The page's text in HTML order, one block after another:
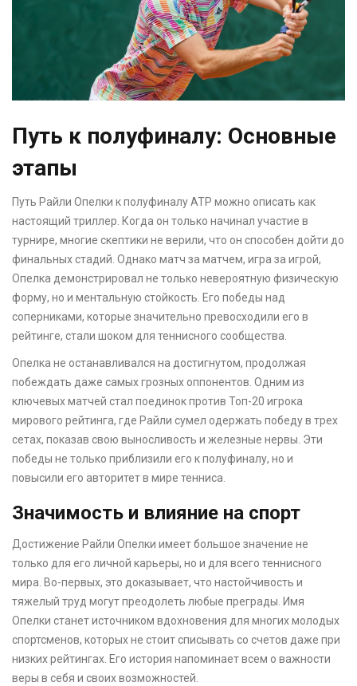
Путь к полуфиналу: Основные
этапы
Путь Райли Опелки к полуфиналу ATP можно описать как
настоящий триллер. Когда он только начинал участие в
турнире, многие скептики не верили, что он способен дойти до
финальных стадий. Однако матч за матчем, игра за игрой,
Опелка демонстрировал не только невероятную физическую
форму, но и ментальную стойкость. Его победы над
соперниками, которые значительно превосходили его в
рейтинге, стали шоком для теннисного сообщества.
Опелка не останавливался на достигнутом, продолжая
побеждать даже самых грозных оппонентов. Одним из
ключевых матчей стал поединок против Топ-20 игрока
мирового рейтинга, где Райли сумел одержать победу в трех
сетах, показав свою выносливость и железные нервы. Эти
победы не только приблизили его к полуфиналу, но и
повысили его авторитет в мире тенниса.
Значимость и влияние на спорт
Достижение Райли Опелки имеет большое значение не
только для его личной карьеры, но и для всего теннисного
мира. Во-первых, это доказывает, что настойчивость и
тяжелый труд могут преодолеть любые преграды. Имя
Опелки станет источником вдохновения для многих молодых
спортсменов, которых не стоит списывать со счетов даже при
низких рейтингах. Его история напоминает всем о важности
веры в себя и своих возможностей.